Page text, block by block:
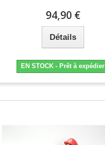
94,90 €
Détails
EN STOCK - Prêt à expédier